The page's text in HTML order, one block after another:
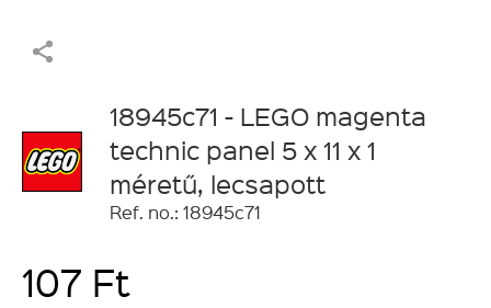
18945c71 - LEGO magenta
technic panel 5 x 11 x 1
méretű, lecsapott
Ref. no.: 18945c71
107 Ft